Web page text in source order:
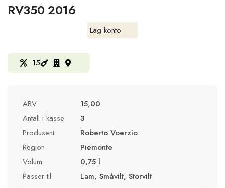
RV350 2016
Lag konto
15
ABV
15,00
Antall i kasse
3
Produsent
Roberto Voerzio
Region
Piemonte
Volum
0,75 l
Passer til
Lam, Småvilt, Storvilt